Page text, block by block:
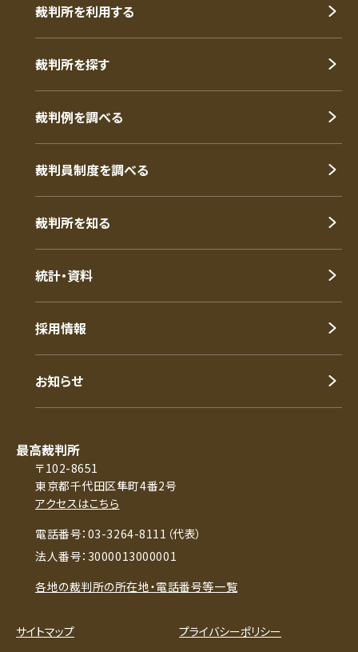
裁判所を利用する
裁判所を探す
裁判例を調べる
裁判員制度を調べる
裁判所を知る
統計・資料
採用情報
お知らせ
最高裁判所
〒102-8651
東京都千代田区隼町4番2号
アクセスはこちら
電話番号：03-3264-8111（代表）
法人番号：3000013000001
各地の裁判所の所在地・電話番号等一覧
サイトマップ プライバシーポリシー